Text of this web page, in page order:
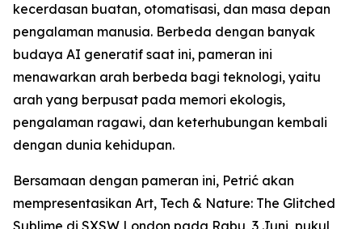
kecerdasan buatan, otomatisasi, dan masa depan
pengalaman manusia. Berbeda dengan banyak
budaya AI generatif saat ini, pameran ini
menawarkan arah berbeda bagi teknologi, yaitu
arah yang berpusat pada memori ekologis,
pengalaman ragawi, dan keterhubungan kembali
dengan dunia kehidupan.
Bersamaan dengan pameran ini, Petrić akan
mempresentasikan Art, Tech & Nature: The Glitched
Sublime di SXSW London pada Rabu, 3 Juni, pukul